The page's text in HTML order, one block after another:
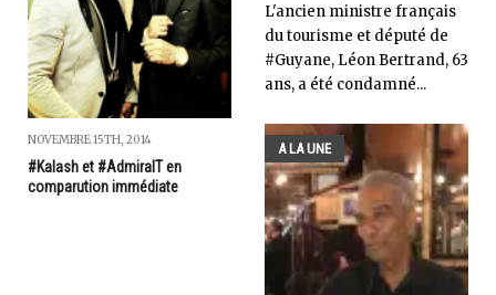
NOVEMBRE 15TH, 2014
#Kalash et #AdmiralT en
comparution immédiate
L'ancien ministre français
du tourisme et député de
#Guyane, Léon Bertrand, 63
ans, a été condamné...
A LA UNE